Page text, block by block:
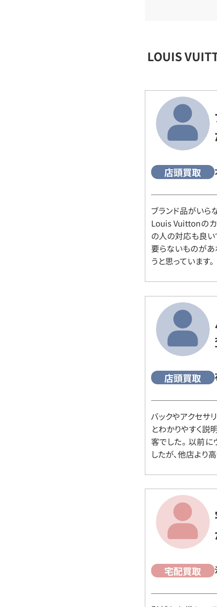
LOUIS
店頭買取
ブランド品がいら
Louis Vuittonの
の人の対応も良い
要らないものがあ
うと思っています。
店頭買取
バックやアクセサ
とわかりやすく説
客でした。 以前
したが、他店より
宅配買取